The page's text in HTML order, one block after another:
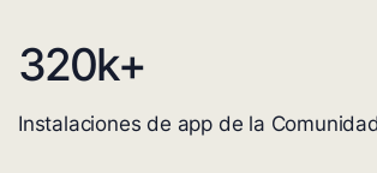
320k+
Instalaciones de app de la Comunidad